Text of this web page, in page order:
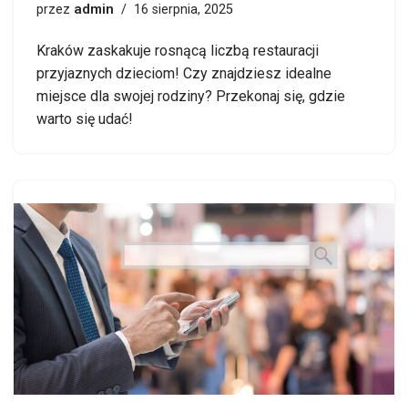
przez admin 16 sierpnia, 2025
Kraków zaskakuje rosnącą liczbą restauracji
przyjaznych dzieciom! Czy znajdziesz idealne
miejsce dla swojej rodziny? Przekonaj się, gdzie
warto się udać!